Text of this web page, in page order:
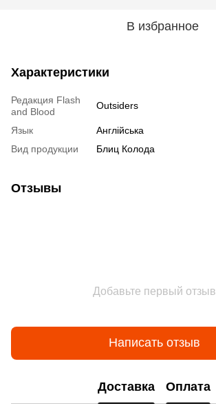
В избранное
Характеристики
Редакция Flash
and Blood
Outsiders
Язык
Англійська
Вид продукции
Блиц Колода
Отзывы
Добавьте первый отзыв
Написать отзыв
Доставка Оплата